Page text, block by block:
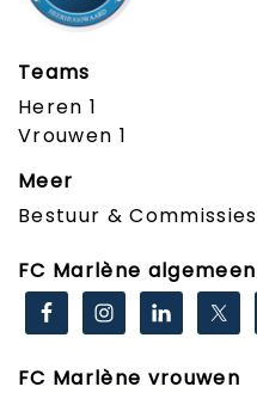
Teams
Heren 1
Vrouwen 1
Meer
Bestuur & Commissies
FC Marlène algemeen
FC Marlène vrouwen